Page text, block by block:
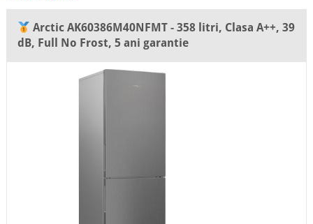
Arctic AK60386M40NFMT - 358 litri, Clasa A++, 39
dB, Full No Frost, 5 ani garantie